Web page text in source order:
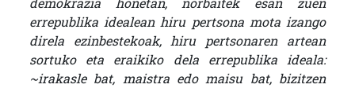
errepublika idealean hiru pertsona mota izango
direla ezinbestekoak, hiru pertsonaren artean
sortuko eta eraikiko dela errepublika ideala:
~irakasle bat, maistra edo maisu bat, bizitzen